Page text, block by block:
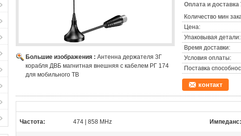
Большие изображения : Антенна держателя 3Г
корабля ДВБ магнитная внешняя с кабелем РГ 174
для мобильного ТВ
Оплата и доставка
Количество мин
Цена:
Упаковывая детали:
Время доставки:
Условия оплаты:
Поставка
контакт
Частота: 474 | 858 MHz Импеданс: